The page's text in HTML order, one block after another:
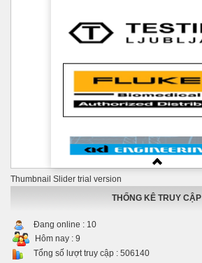
Thumbnail Slider trial version
THỐNG KÊ TRUY CẬP
Đang online : 10
Hôm nay : 9
Tổng số lượt truy cập : 506140